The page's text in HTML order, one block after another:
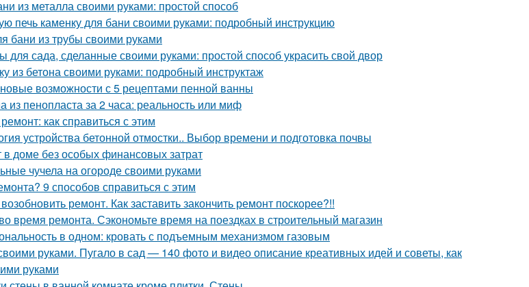
из металла своими руками: простой способ
печь каменку для бани своими руками: подробный инструкцию
бани из трубы своими руками
для сада, сделанные своими руками: простой способ украсить свой двор
из бетона своими руками: подробный инструктаж
возможности с 5 рецептами пенной ванны
из пенопласта за 2 часа: реальность или миф
как справиться с этим
устройства бетонной отмостки.. Выбор времени и подготовка почвы
в доме без особых финансовых затрат
чучела на огороде своими руками
9 способов справиться с этим
ремонт. Как заставить закончить ремонт поскорее?!!
время ремонта. Сэкономьте время на поездках в строительный магазин
в одном: кровать с подъемным механизмом газовым
руками. Пугало в сад — 140 фото и видео описание креативных идей и советы, как
руками